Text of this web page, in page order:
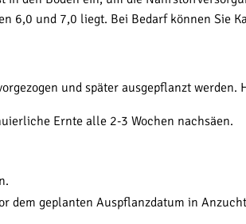
6,0 und 7,0 liegt. Bei Bedarf können Sie
und später ausgepflanzt werden.
Ernte alle 2-3 Wochen nachsäen.
dem geplanten Auspflanzdatum in